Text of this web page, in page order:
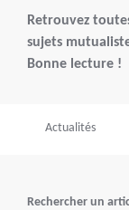
Retrouvez
sujets
Bonne lecture !
Actualités
Rechercher un